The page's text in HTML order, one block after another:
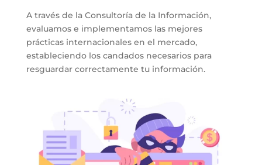
A través de la Consultoría de la Información,
evaluamos e implementamos las mejores
prácticas internacionales en el mercado,
estableciendo los candados necesarios para
resguardar correctamente tu información.